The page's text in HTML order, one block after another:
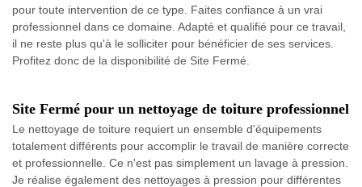
pour toute intervention de ce type. Faites confiance à un vrai
professionnel dans ce domaine. Adapté et qualifié pour ce travail,
il ne reste plus qu'à le solliciter pour bénéficier de ses services.
Profitez donc de la disponibilité de Site Fermé.
Site Fermé pour un nettoyage de toiture professionnel
Le nettoyage de toiture requiert un ensemble d'équipements
totalement différents pour accomplir le travail de manière correcte
et professionnelle. Ce n'est pas simplement un lavage à pression.
Je réalise également des nettoyages à pression pour différentes